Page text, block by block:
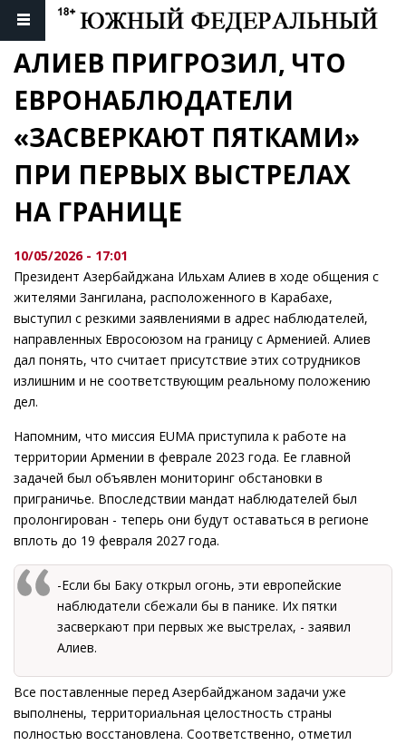
АЛИЕВ ПРИГРОЗИЛ, ЧТО
ЕВРОНАБЛЮДАТЕЛИ
«ЗАСВЕРКАЮТ ПЯТКАМИ»
ПРИ ПЕРВЫХ ВЫСТРЕЛАХ
НА ГРАНИЦЕ
10/05/2026 - 17:01
Президент Азербайджана Ильхам Алиев в ходе общения с
жителями Зангилана, расположенного в Карабахе,
выступил с резкими заявлениями в адрес наблюдателей,
направленных Евросоюзом на границу с Арменией. Алиев
дал понять, что считает присутствие этих сотрудников
излишним и не соответствующим реальному положению
дел.
Напомним, что миссия EUMA приступила к работе на
территории Армении в феврале 2023 года. Ее главной
задачей был объявлен мониторинг обстановки в
приграничье. Впоследствии мандат наблюдателей был
пролонгирован - теперь они будут оставаться в регионе
вплоть до 19 февраля 2027 года.
-Если бы Баку открыл огонь, эти европейские
наблюдатели сбежали бы в панике. Их пятки
засверкают при первых же выстрелах, - заявил
Алиев.
Все поставленные перед Азербайджаном задачи уже
выполнены, территориальная целостность страны
полностью восстановлена. Соответственно, отметил